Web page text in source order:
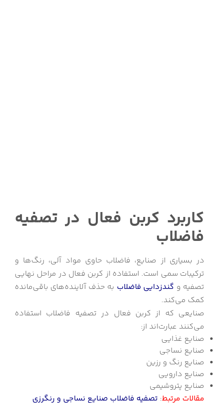
کاربرد کربن فعال در تصفیه
فاضلاب
در بسیاری از صنایع، فاضلاب حاوی مواد آلی، رنگ‌ها و
ترکیبات سمی است. استفاده از کربن فعال در مراحل نهایی
تصفیه و گندزدایی فاضلاب به حذف آلاینده‌های باقی‌مانده
کمک می‌کند.
صنایعی که از کربن فعال در تصفیه فاضلاب استفاده
می‌کنند عبارت‌اند از:
صنایع غذایی
صنایع نساجی
صنایع رنگ و رزین
صنایع دارویی
صنایع پتروشیمی
مقالات مرتبط: تصفیه فاضلاب صنایع نساجی و رنگرزی